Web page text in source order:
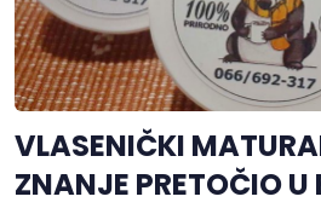
VLASENIČKI
ZNANJE PRETOČIO U